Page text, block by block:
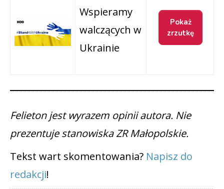
Wspieramy
walczących w
Ukrainie
Felieton jest wyrazem opinii autora. Nie
prezentuje stanowiska ZR Małopolskie.
Tekst wart skomentowania? Napisz do
redakcji!